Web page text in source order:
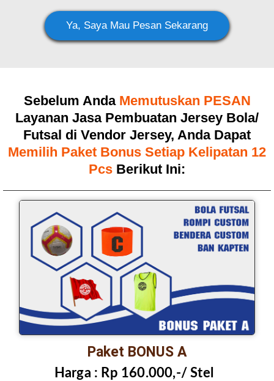
Ya, Saya Mau Pesan Sekarang
Sebelum Anda Memutuskan PESAN
Layanan Jasa Pembuatan Jersey Bola/
Futsal di Vendor Jersey, Anda Dapat
Memilih Paket Bonus Setiap Kelipatan 12
Pcs Berikut Ini:
Paket BONUS A
Harga : Rp 160.000,-/ Stel